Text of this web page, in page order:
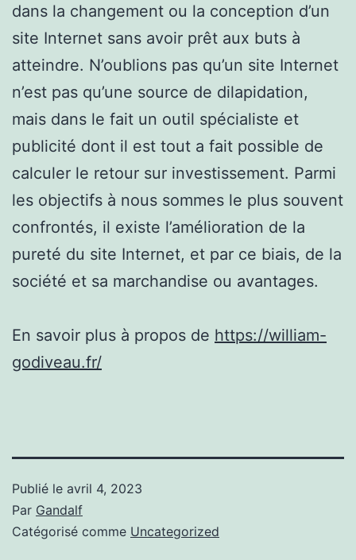
dans la changement ou la conception d’un
site Internet sans avoir prêt aux buts à
atteindre. N’oublions pas qu’un site Internet
n’est pas qu’une source de dilapidation,
mais dans le fait un outil spécialiste et
publicité dont il est tout a fait possible de
calculer le retour sur investissement. Parmi
les objectifs à nous sommes le plus souvent
confrontés, il existe l’amélioration de la
pureté du site Internet, et par ce biais, de la
société et sa marchandise ou avantages.
En savoir plus à propos de https://william-
godiveau.fr/
Publié le avril 4, 2023
Par Gandalf
Catégorisé comme Uncategorized